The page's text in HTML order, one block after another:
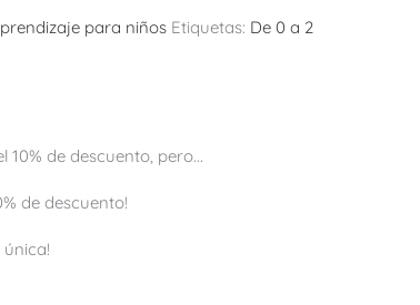
para niños Etiquetas: De 0 a 2
de descuento, pero...
de descuento!